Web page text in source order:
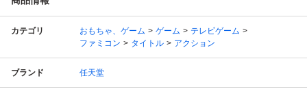
カテゴリ おもちゃ、ゲーム ゲーム
テレビゲーム
ファミコン
タイトル アクション
ブランド 任天堂